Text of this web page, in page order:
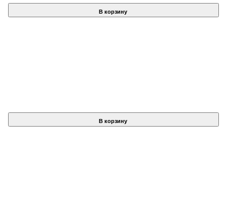
В корзину
В корзину